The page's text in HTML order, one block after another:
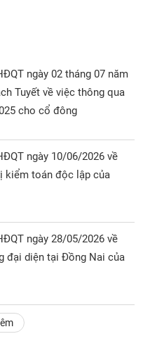
ngày 02 tháng 07 năm
Tuyết về việc thông qua
cho cổ đông
ngày 10/06/2026 về
kiểm toán độc lập của
ngày 28/05/2026 về
đại diện tại Đồng Nai của